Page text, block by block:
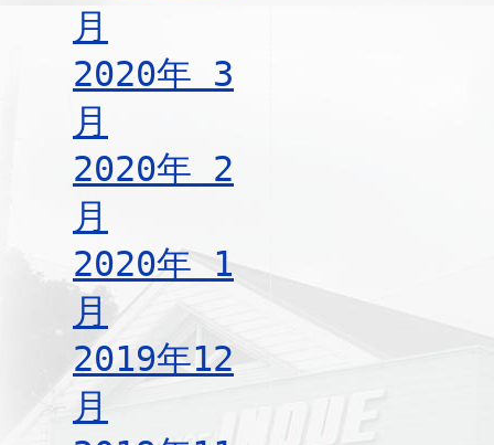
月
2020年 3
月
2020年 2
月
2020年 1
月
2019年12
月